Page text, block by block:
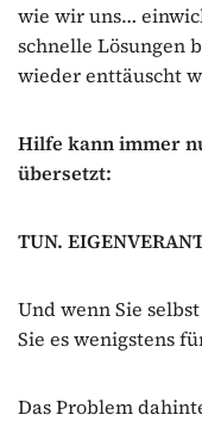
wie wir uns…
schnelle Lösungen
wieder enttäuscht
Hilfe kann immer
übersetzt:
TUN.
Und wenn Sie
Sie es wenigstens
Das Problem